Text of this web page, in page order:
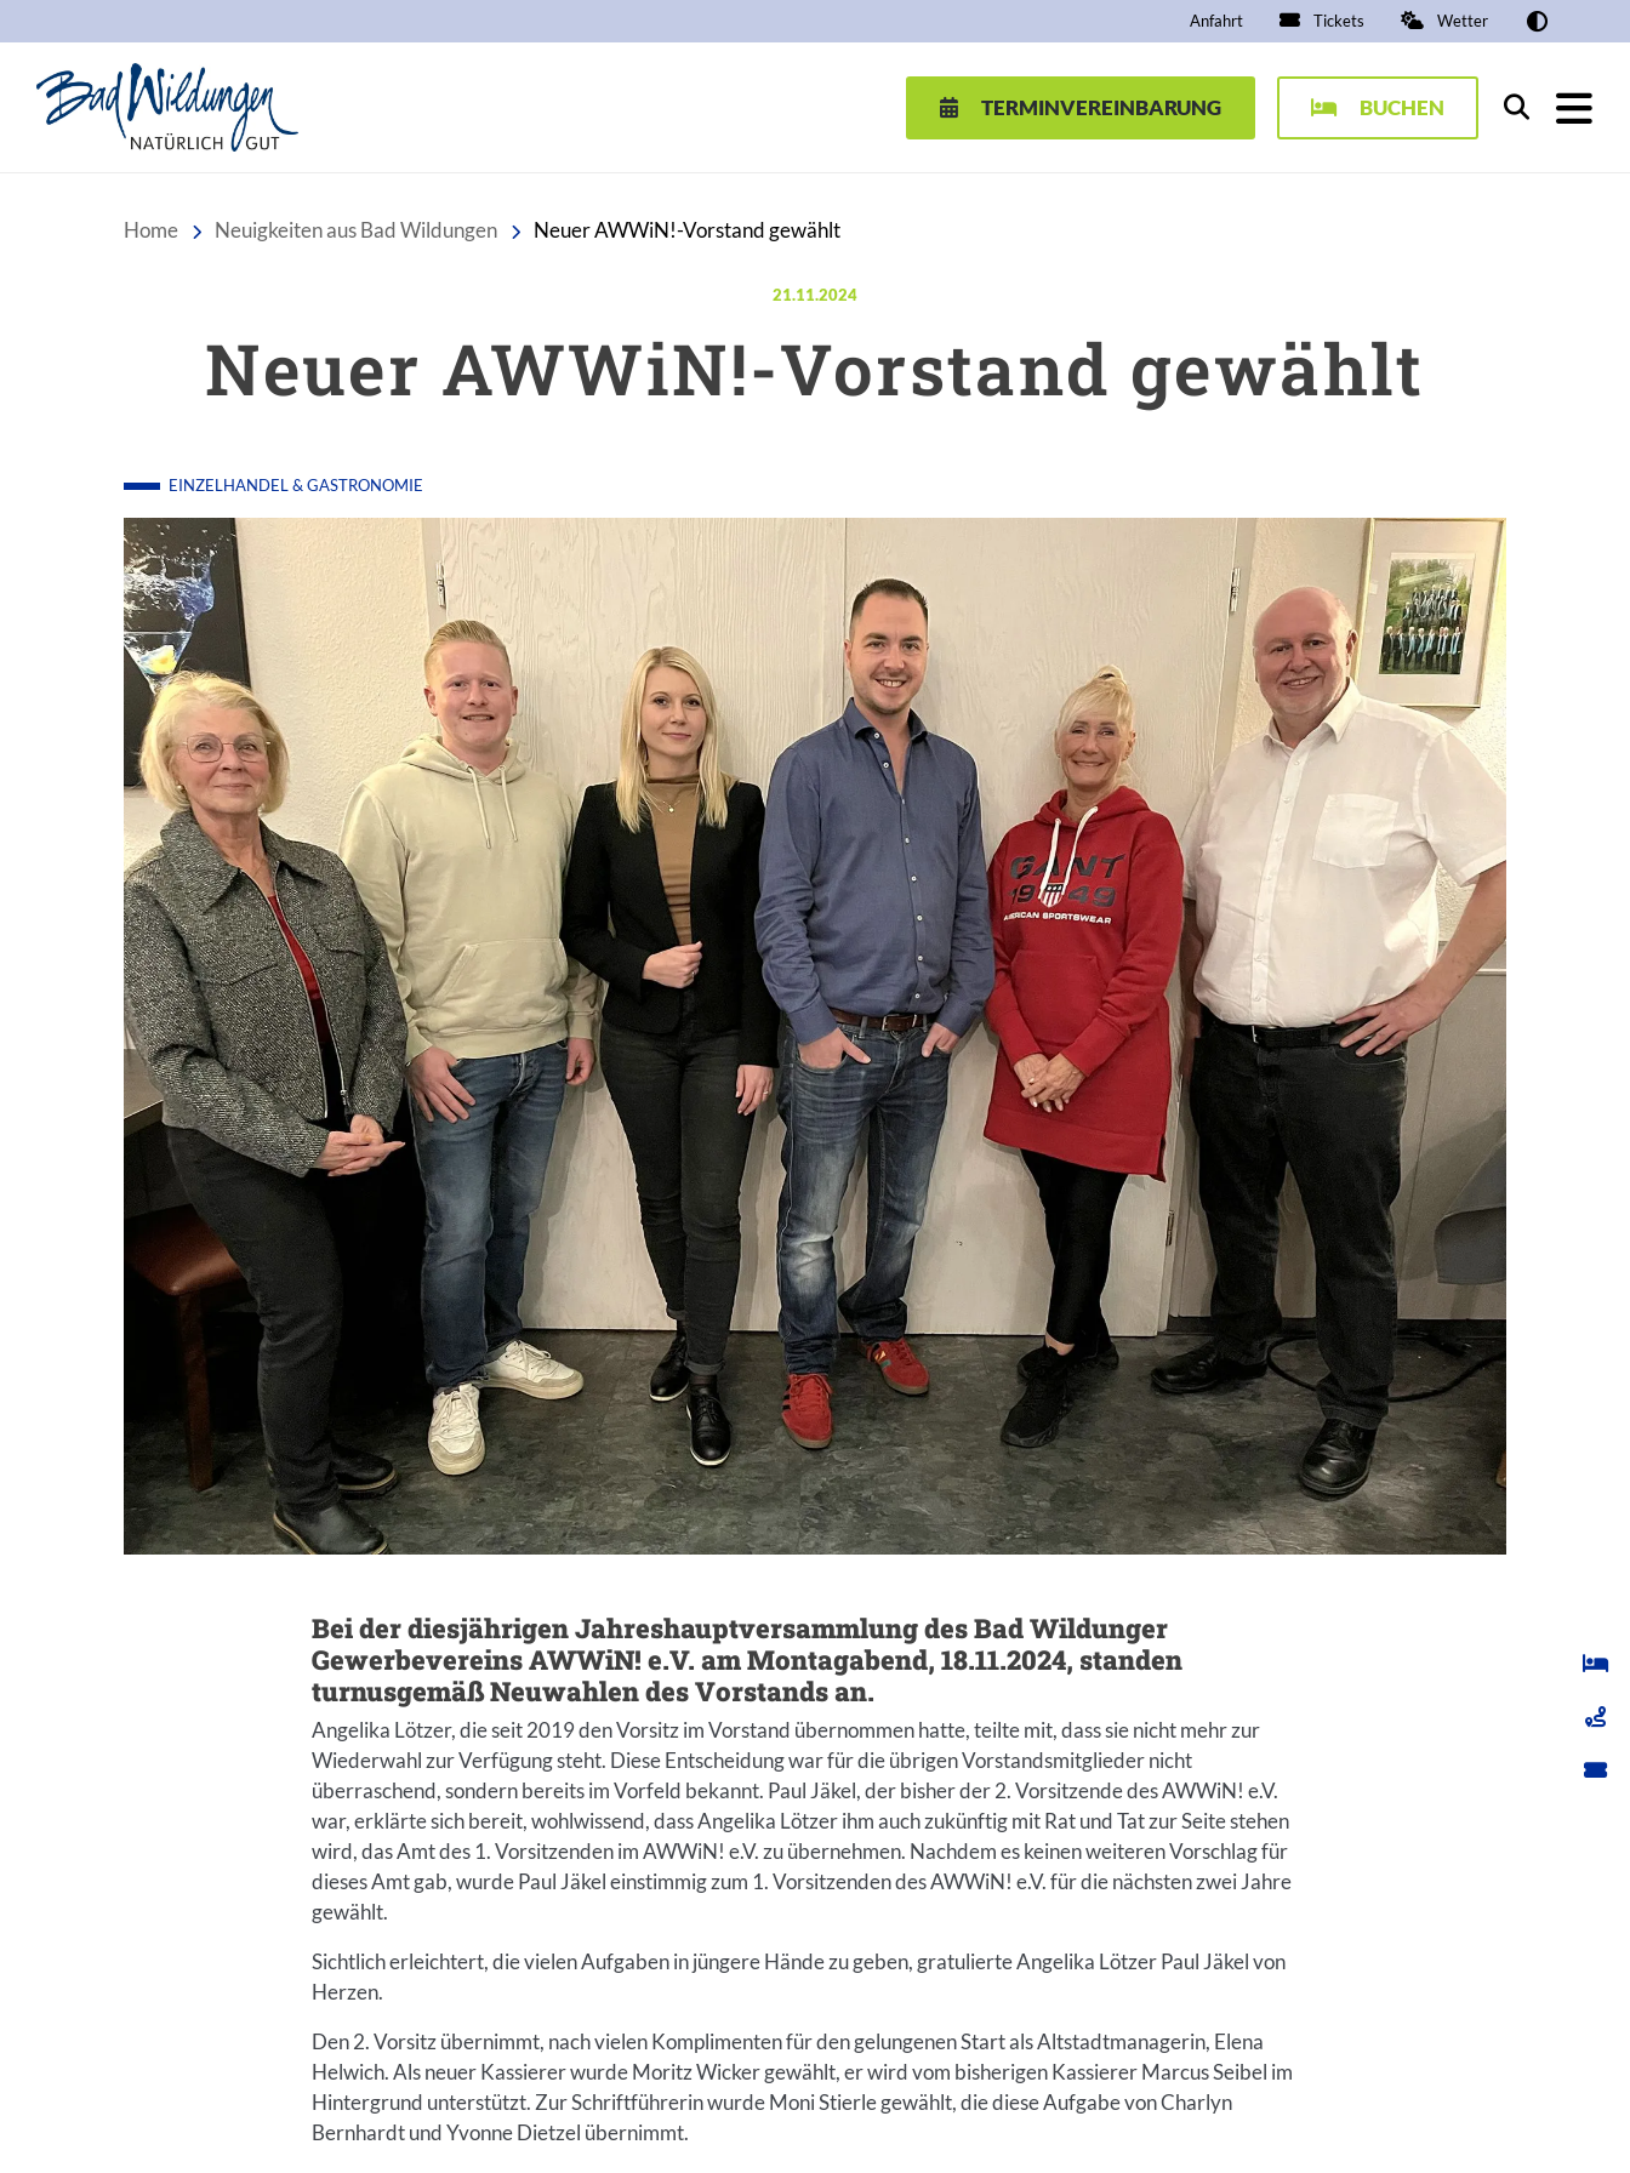
Anfahrt Tickets Wetter
TERMINVEREINBARUNG BUCHEN Suchen
Home Neuigkeiten aus Bad Wildungen Neuer AWWiN!-Vorstand gewählt
Veröffentlicht am:
21.11.2024
Neuer AWWiN!-Vorstand gewählt
EINZELHANDEL & GASTRONOMIE
Bei der diesjährigen Jahreshauptversammlung des Bad Wildunger
Gewerbevereins AWWiN! e.V. am Montagabend, 18.11.2024, standen
turnusgemäß Neuwahlen des Vorstands an.
Angelika Lötzer, die seit 2019 den Vorsitz im Vorstand übernommen hatte, teilte mit, dass sie nicht mehr zur
Wiederwahl zur Verfügung steht. Diese Entscheidung war für die übrigen Vorstandsmitglieder nicht
überraschend, sondern bereits im Vorfeld bekannt. Paul Jäkel, der bisher der 2. Vorsitzende des AWWiN! e.V.
war, erklärte sich bereit, wohlwissend, dass Angelika Lötzer ihm auch zukünftig mit Rat und Tat zur Seite stehen
wird, das Amt des 1. Vorsitzenden im AWWiN! e.V. zu übernehmen. Nachdem es keinen weiteren Vorschlag für
dieses Amt gab, wurde Paul Jäkel einstimmig zum 1. Vorsitzenden des AWWiN! e.V. für die nächsten zwei Jahre
gewählt.
Sichtlich erleichtert, die vielen Aufgaben in jüngere Hände zu geben, gratulierte Angelika Lötzer Paul Jäkel von
Herzen.
Den 2. Vorsitz übernimmt, nach vielen Komplimenten für den gelungenen Start als Altstadtmanagerin, Elena
Helwich. Als neuer Kassierer wurde Moritz Wicker gewählt, er wird vom bisherigen Kassierer Marcus Seibel im
Hintergrund unterstützt. Zur Schriftführerin wurde Moni Stierle gewählt, die diese Aufgabe von Charlyn
Bernhardt und Yvonne Dietzel übernimmt.